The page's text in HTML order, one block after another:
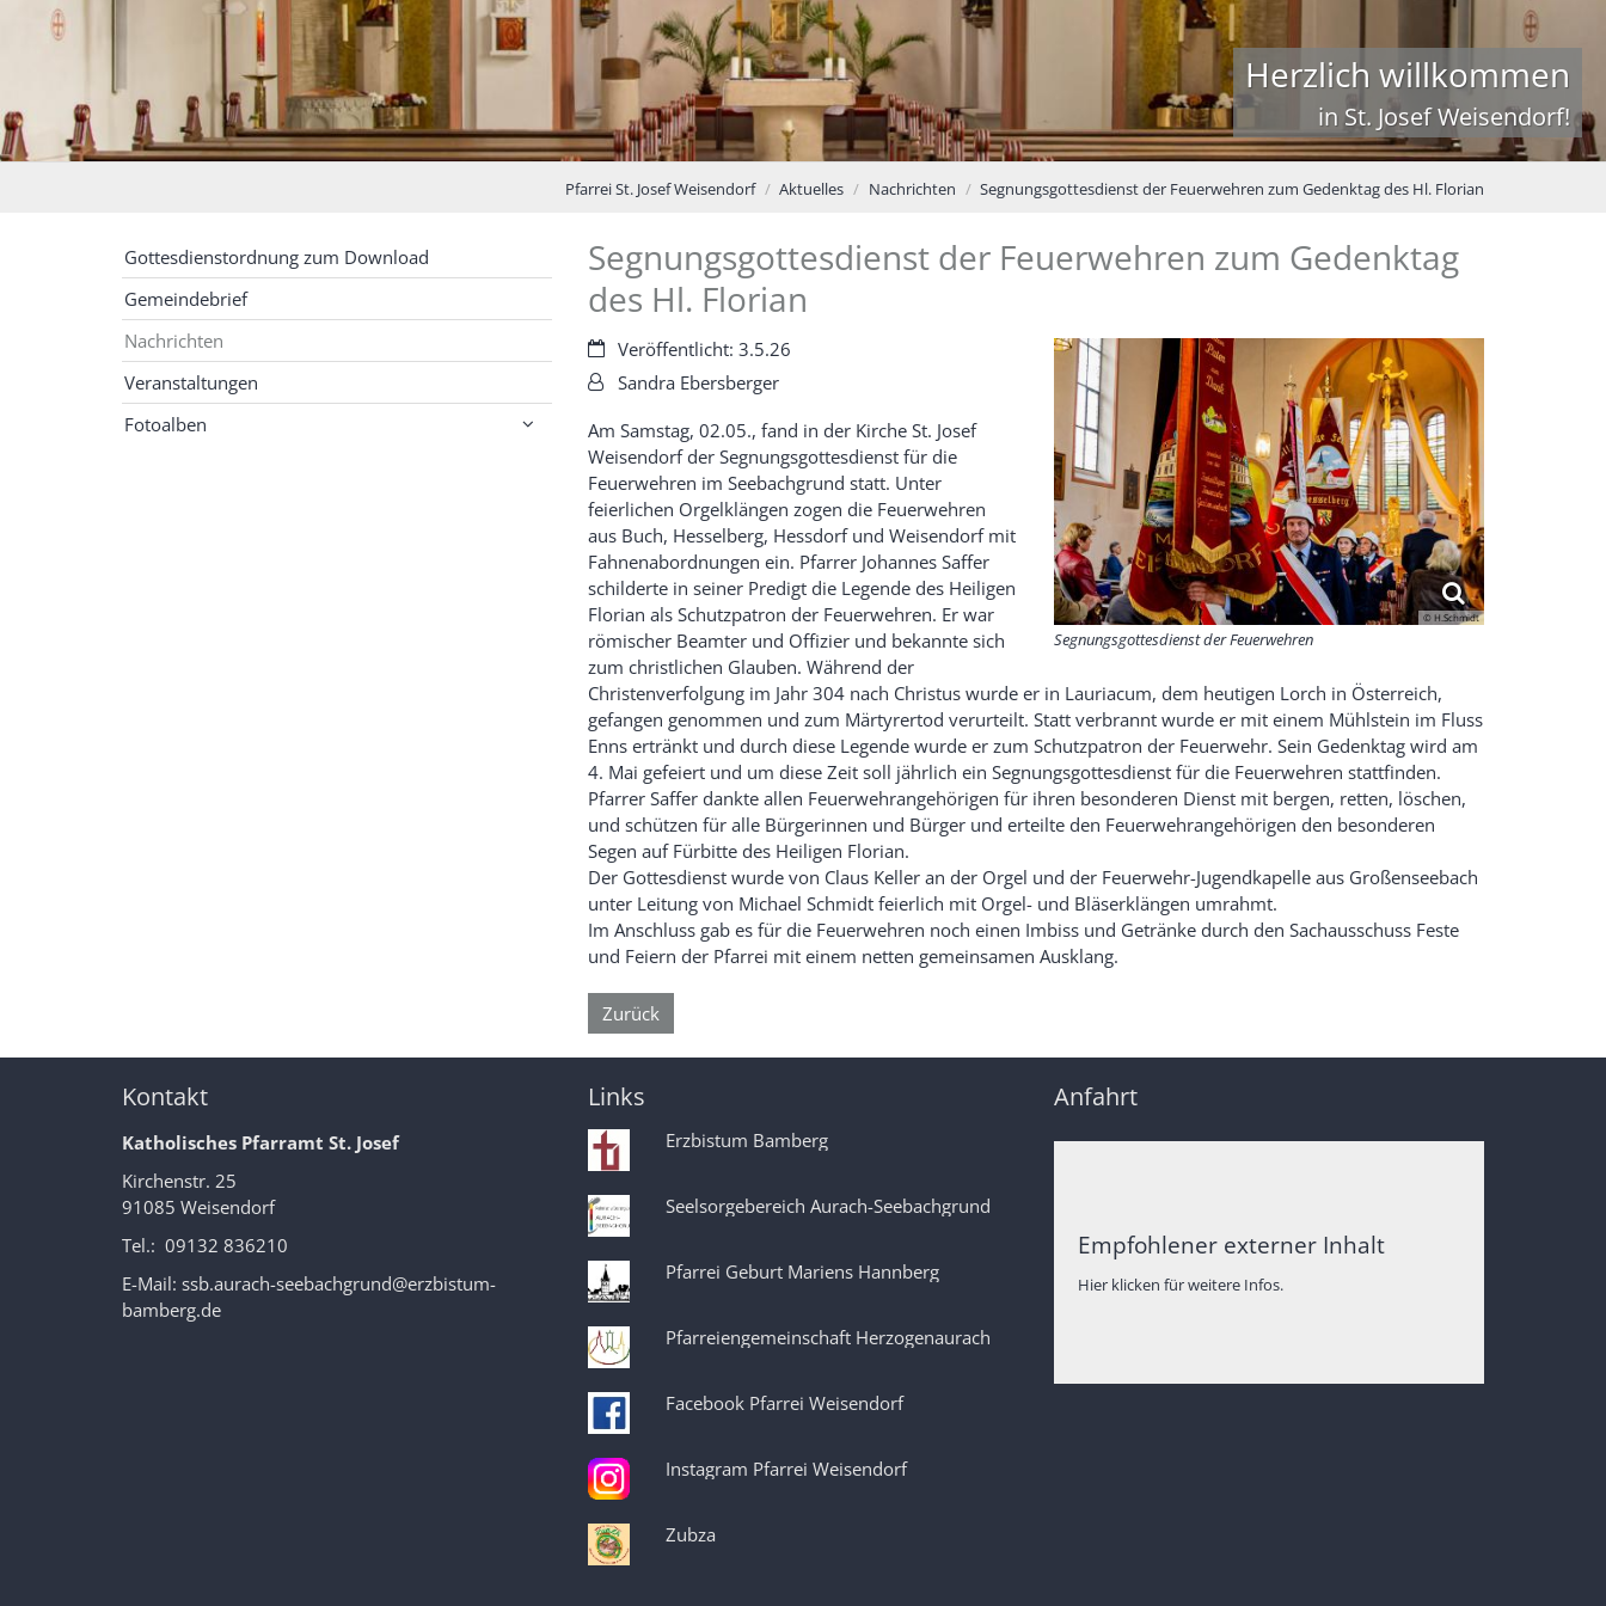
Herzlich willkommen
in St. Josef Weisendorf!
Pfarrei St. Josef Weisendorf Aktuelles Nachrichten Segnungsgottesdienst der Feuerwehren zum Gedenktag des Hl. Florian
Segnungsgottesdienst der Feuerwehren zum Gedenktag
des Hl. Florian
© H.Schmidt
Segnungsgottesdienst der Feuerwehren
Datum:Veröffentlicht: 3.5.26
Von:Sandra Ebersberger
Am Samstag, 02.05., fand in der Kirche St. Josef
Weisendorf der Segnungsgottesdienst für die
Feuerwehren im Seebachgrund statt. Unter
feierlichen Orgelklängen zogen die Feuerwehren
aus Buch, Hesselberg, Hessdorf und Weisendorf mit
Fahnenabordnungen ein. Pfarrer Johannes Saffer
schilderte in seiner Predigt die Legende des Heiligen
Florian als Schutzpatron der Feuerwehren. Er war
römischer Beamter und Offizier und bekannte sich
zum christlichen Glauben. Während der
Christenverfolgung im Jahr 304 nach Christus wurde er in Lauriacum, dem heutigen Lorch in Österreich,
gefangen genommen und zum Märtyrertod verurteilt. Statt verbrannt wurde er mit einem Mühlstein im Fluss
Enns ertränkt und durch diese Legende wurde er zum Schutzpatron der Feuerwehr. Sein Gedenktag wird am
4. Mai gefeiert und um diese Zeit soll jährlich ein Segnungsgottesdienst für die Feuerwehren stattfinden.
Pfarrer Saffer dankte allen Feuerwehrangehörigen für ihren besonderen Dienst mit bergen, retten, löschen,
und schützen für alle Bürgerinnen und Bürger und erteilte den Feuerwehrangehörigen den besonderen
Segen auf Fürbitte des Heiligen Florian.
Der Gottesdienst wurde von Claus Keller an der Orgel und der Feuerwehr-Jugendkapelle aus Großenseebach
unter Leitung von Michael Schmidt feierlich mit Orgel- und Bläserklängen umrahmt.
Im Anschluss gab es für die Feuerwehren noch einen Imbiss und Getränke durch den Sachausschuss Feste
und Feiern der Pfarrei mit einem netten gemeinsamen Ausklang.
Zurück
Gottesdienstordnung zum Download
Gemeindebrief
Nachrichten
Veranstaltungen
Fotoalben
Kontakt
Katholisches Pfarramt St. Josef
Kirchenstr. 25
91085 Weisendorf
Tel.: 09132 836210
E-Mail: ssb.aurach-seebachgrund@erzbistum-
bamberg.de
Links
Erzbistum Bamberg
Seelsorgebereich Aurach-Seebachgrund
Pfarrei Geburt Mariens Hannberg
Pfarreiengemeinschaft Herzogenaurach
Facebook Pfarrei Weisendorf
Instagram Pfarrei Weisendorf
Zubza
Anfahrt
Empfohlener externer Inhalt
Hier klicken für weitere Infos.